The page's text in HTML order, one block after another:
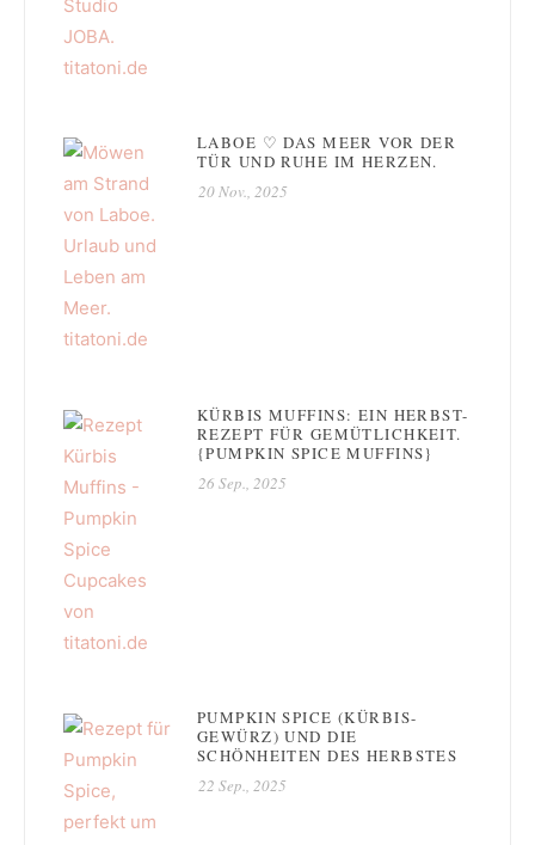
LABOE ♡ DAS MEER VOR DER
TÜR UND RUHE IM HERZEN.
20 Nov., 2025
KÜRBIS MUFFINS: EIN HERBST-
REZEPT FÜR GEMÜTLICHKEIT.
{PUMPKIN SPICE MUFFINS}
26 Sep., 2025
PUMPKIN SPICE (KÜRBIS-
GEWÜRZ) UND DIE
SCHÖNHEITEN DES HERBSTES
22 Sep., 2025